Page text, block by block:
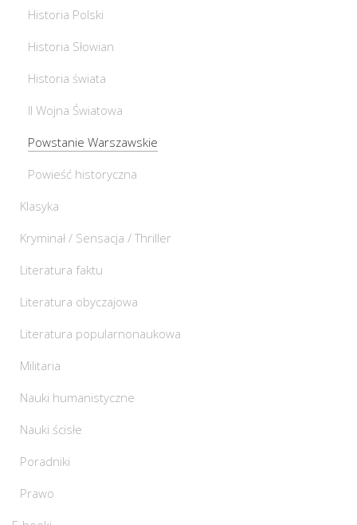
Historia Polski
Historia Słowian
Historia świata
II Wojna Światowa
Powstanie Warszawskie
Powieść historyczna
Klasyka
Kryminał / Sensacja / Thriller
Literatura faktu
Literatura obyczajowa
Literatura popularnonaukowa
Militaria
Nauki humanistyczne
Nauki ścisłe
Poradniki
Prawo